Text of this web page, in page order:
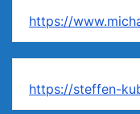
https://
https://steffen-